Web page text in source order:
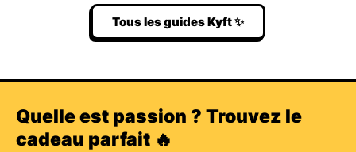
Tous les guides Kyft ✨
Quelle est passion ? Trouvez le
cadeau parfait 🔥